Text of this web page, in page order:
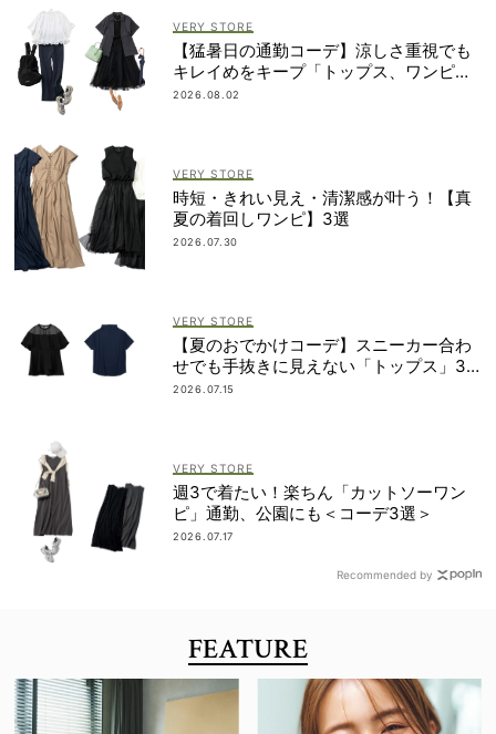
VERY STORE
【猛暑日の通勤コーデ】涼しさ重視でも
キレイめをキープ「トップス、ワンピ３
選」
2026.08.02
VERY STORE
時短・きれい見え・清潔感が叶う！【真
夏の着回しワンピ】3選
2026.07.30
VERY STORE
【夏のおでかけコーデ】スニーカー合わ
せでも手抜きに見えない「トップス」3
選
2026.07.15
VERY STORE
週3で着たい！楽ちん「カットソーワン
ピ」通勤、公園にも＜コーデ3選＞
2026.07.17
Recommended by
FEATURE